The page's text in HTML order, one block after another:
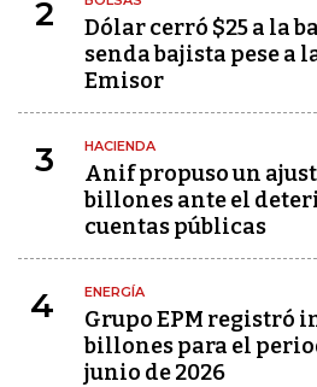
2
Dólar cerró $25 a la
senda bajista pese a
Emisor
3 HACIENDA
Anif propuso un
billones ante el
cuentas públicas
4 ENERGÍA
Grupo EPM registró
billones para el
junio de 2026